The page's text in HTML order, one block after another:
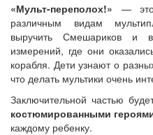
«Мульт-переполох!» — это
различным видам
выручить Смешариков и
измерений, где они
корабля. Дети узнают о
что делать мультики очень
Заключительной частью
костюмированными
каждому ребенку.